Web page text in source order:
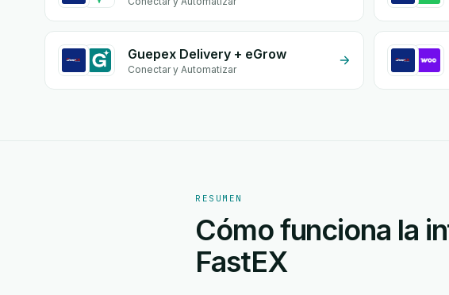
Guepex Delivery + eGrow
Conectar y Automatizar
RESUMEN
Cómo funciona la
FastEX